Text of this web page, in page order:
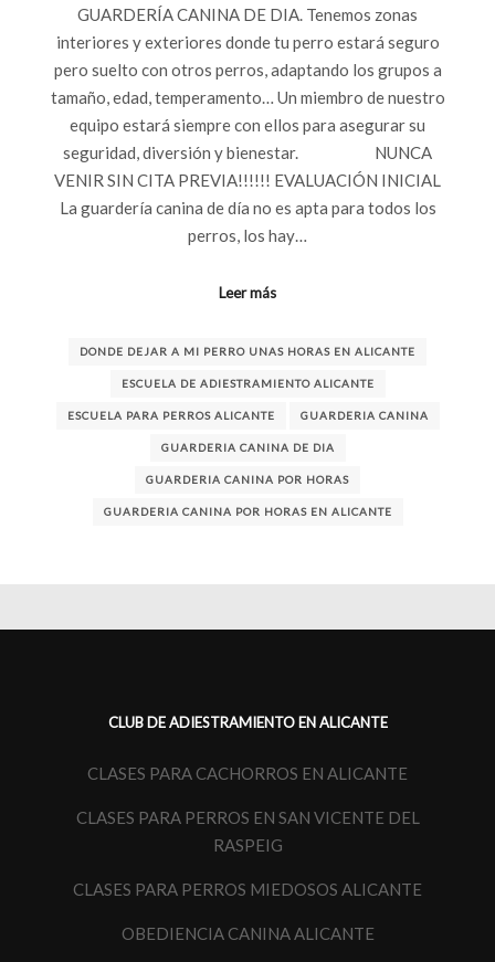
GUARDERÍA CANINA DE DIA. Tenemos zonas
interiores y exteriores donde tu perro estará seguro
pero suelto con otros perros, adaptando los grupos a
tamaño, edad, temperamento… Un miembro de nuestro
equipo estará siempre con ellos para asegurar su
seguridad, diversión y bienestar. NUNCA
VENIR SIN CITA PREVIA!!!!!! EVALUACIÓN INICIAL
La guardería canina de día no es apta para todos los
perros, los hay…
Leer más
DONDE DEJAR A MI PERRO UNAS HORAS EN ALICANTE
ESCUELA DE ADIESTRAMIENTO ALICANTE
ESCUELA PARA PERROS ALICANTE GUARDERIA CANINA
GUARDERIA CANINA DE DIA
GUARDERIA CANINA POR HORAS
GUARDERIA CANINA POR HORAS EN ALICANTE
CLUB DE ADIESTRAMIENTO EN ALICANTE
CLASES PARA CACHORROS EN ALICANTE
CLASES PARA PERROS EN SAN VICENTE DEL
RASPEIG
CLASES PARA PERROS MIEDOSOS ALICANTE
OBEDIENCIA CANINA ALICANTE